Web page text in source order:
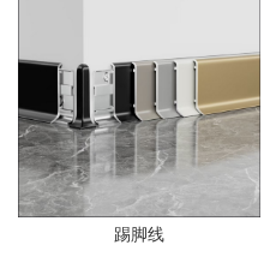
踢脚线